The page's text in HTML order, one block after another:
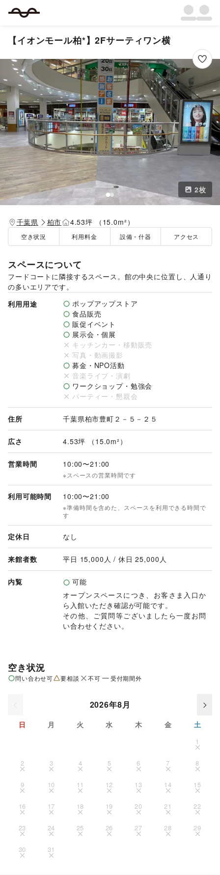
【イオンモール柏*】2Fサーティワン横
2枚
千葉県 柏市 4.53坪 （15.0m²）
空き状況 利用料金 設備・什器 アクセス
スペースについて
フードコートに隣接するスペース。館の中央に位置し、人通り
の多いエリアです。
利用用途
ポップアップストア
食品販売
販促イベント
展示会・個展
キッチンカー・移動販売
写真・動画撮影
募金・NPO活動
音楽ライブ・演劇
ワークショップ・勉強会
パーティー・懇親会
住所 千葉県柏市豊町２－５－２５
広さ 4.53坪 （15.0m²）
営業時間 10:00〜21:00
※スペースの営業時間です
利用可能時間 10:00〜21:00
※準備時間を含めた、スペースを利用できる時間で
す
定休日 なし
来館者数 平日 15,000 人 / 休日 25,000 人
内覧
可能
オープンスペースにつき、お客さま入口か
ら入館いただき確認が可能です。
その他、ご質問等ございましたら一度お問
い合わせください。
空き状況
問い合わせ可 要相談 不可 受付期間外
2026年8月
日 月 火 水 木 金 土
1
2 3 4 5 6 7 8
9 10 11 12 13 14 15
16 17 18 19 20 21 22
23 24 25 26 27 28 29
30 31